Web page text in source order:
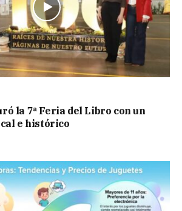
la 7ª Feria del Libro con un
e histórico